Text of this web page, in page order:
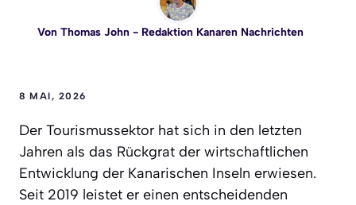
Von Thomas John- Redaktion Kanaren Nachrichten
8 MAI, 2026
Der Tourismussektor hat sich in den letzten
Jahren als das Rückgrat der wirtschaftlichen
Entwicklung der Kanarischen Inseln erwiesen.
Seit 2019 leistet er einen entscheidenden